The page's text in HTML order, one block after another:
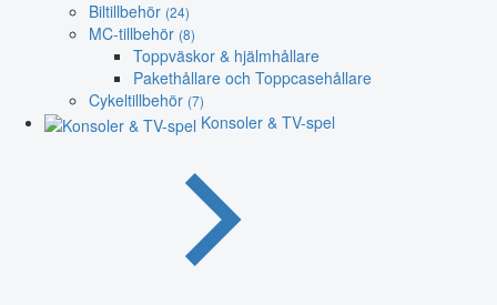
Biltillbehör (24)
MC-tillbehör (8)
Toppväskor & hjälmhållare
Pakethållare och Toppcasehållare
Cykeltillbehör (7)
Konsoler & TV-spel